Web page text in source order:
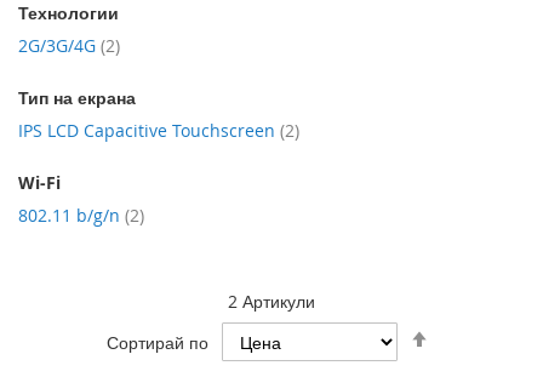
2 Артикули
Сортирай по
Технологии
2G/3G/4G 2артикул
Тип на екрана
IPS LCD Capacitive Touchscreen 2артикул
Wi-Fi
802.11 b/g/n 2артикул